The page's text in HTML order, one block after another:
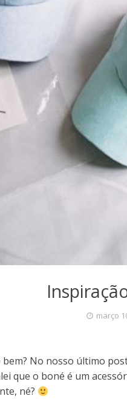
março
No nosso último
que o boné é um
né?